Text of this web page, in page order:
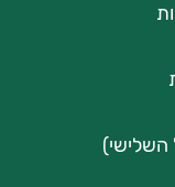
השלישי)